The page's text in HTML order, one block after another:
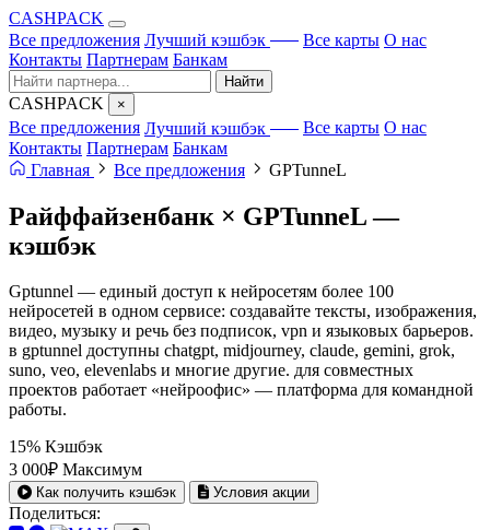
CASHPACK
Все предложения Лучший кэшбэк Все карты О нас
Контакты Партнерам Банкам
Найти
CASHPACK ×
Все предложения Лучший кэшбэк Все карты О нас
Контакты Партнерам Банкам
Главная
Все предложения GPTunneL
Райффайзенбанк × GPTunneL —
кэшбэк
Gptunnel — единый доступ к нейросетям более 100
нейросетей в одном сервисе: создавайте тексты, изображения,
видео, музыку и речь без подписок, vpn и языковых барьеров.
в gptunnel доступны chatgpt, midjourney, claude, gemini, grok,
suno, veo, elevenlabs и многие другие. для совместных
проектов работает «нейроофис» — платформа для командной
работы.
15% Кэшбэк
3 000₽ Максимум
Как получить кэшбэк Условия акции
Поделиться: